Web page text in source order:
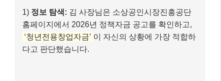
1) 정보 탐색: 김 사장님은 소상공인시장진흥공단
홈페이지에서 2026년 정책자금 공고를 확인하고,
‘청년전용창업자금’ 이 자신의 상황에 가장 적합하
다고 판단했습니다.